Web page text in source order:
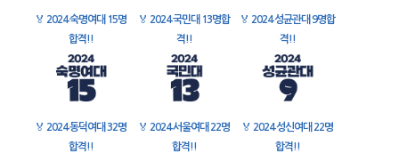
🏅 2024 숙명여대 15명
합격!!
🏅 2024 국민대 13명합
격!!
🏅 2024 성균관대 9명합
격!!
🏅 2024 동덕여대 32명
합격!!
🏅 2024 서울여대 22명
합격!!
🏅 2024 성신여대 22명
합격!!